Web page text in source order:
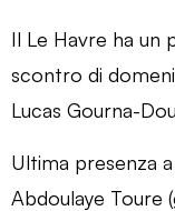
Il Le Havre ha un
scontro di
Lucas Gourna-
Ultima presenza
Abdoulaye Toure